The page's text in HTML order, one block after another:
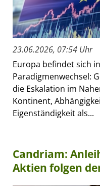
23.06.2026, 07:54 Uhr
Europa befindet sich
Paradigmenwechsel:
die Eskalation im
Kontinent,
Eigenständigkeit als...
Candriam:
Aktien folgen